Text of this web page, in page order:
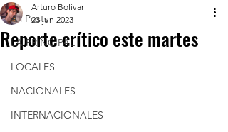
All Posts
LA PRINCIPAL
LOCALES
NACIONALES
INTERNACIONALES
Reporte crítico este martes
Arturo Bolívar
23 jun 2023